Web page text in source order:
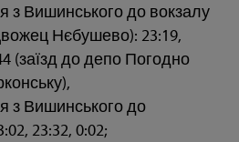
з Вишинського до вокзалу
Нєбушево): 23:19,
(заїзд до депо Погодно
з Вишинського до
23:32, 0:02;